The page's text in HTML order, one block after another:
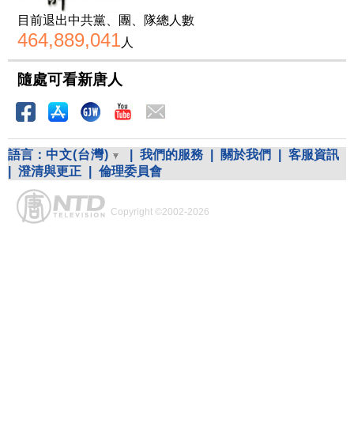
目前退出中共黨、團、隊總人數
464,889,041人
隨處可看新唐人
語言： 中文(台灣) 我們的服務 關於我們
客服資訊
澄清與更正 倫理委員會
Copyright ©2002-2026